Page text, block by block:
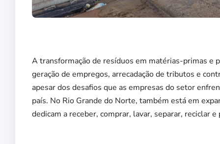
A transformação de resíduos em matérias-primas e
geração de empregos, arrecadação de tributos e
apesar dos desafios que as empresas do setor
país. No Rio Grande do Norte, também está em
dedicam a receber, comprar, lavar, separar, reciclar